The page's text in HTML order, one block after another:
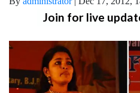
Join for live